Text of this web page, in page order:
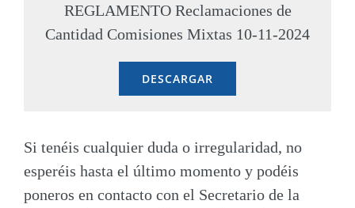
REGLAMENTO Reclamaciones de
Cantidad Comisiones Mixtas 10-11-2024
DESCARGAR
Si tenéis cualquier duda o irregularidad, no
esperéis hasta el último momento y podéis
poneros en contacto con el Secretario de la